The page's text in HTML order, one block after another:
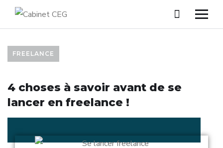
FREELANCE
4 choses à savoir avant de se
lancer en freelance !